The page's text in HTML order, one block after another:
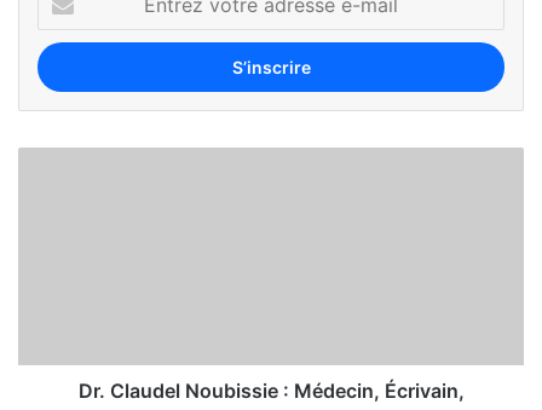
Dr. Claudel Noubissie : Médecin, Écrivain,